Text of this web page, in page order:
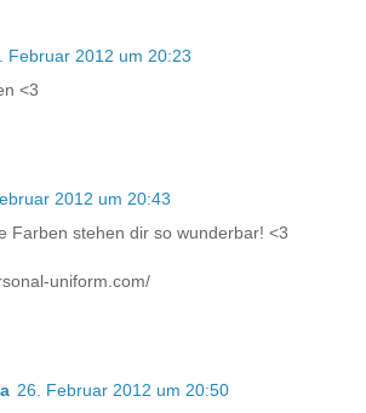
Februar 2012 um 20:23
<3
2012 um 20:43
Farben stehen dir so wunderbar! <3
uniform.com/
26. Februar 2012 um 20:50